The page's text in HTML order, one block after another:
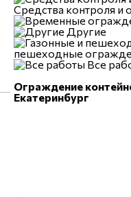
Средства контроля и
Другие
пешеходные
Все
Ограждение
Екатеринбург